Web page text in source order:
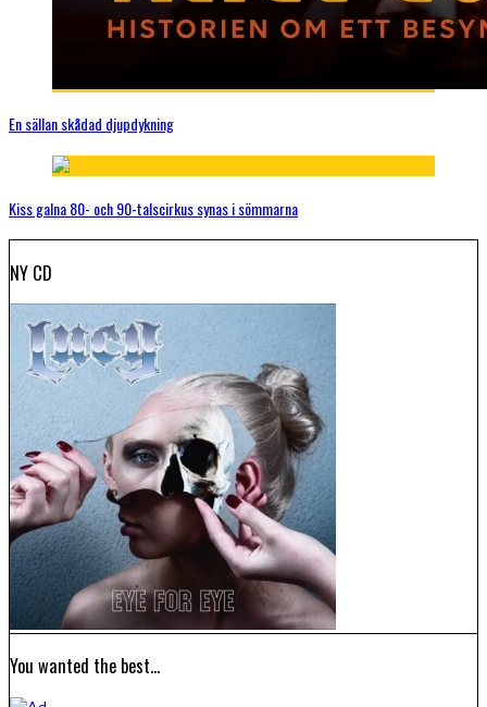
En sällan skådad djupdykning
Kiss galna 80- och 90-talscirkus synas i sömmarna
NY CD
You wanted the best…